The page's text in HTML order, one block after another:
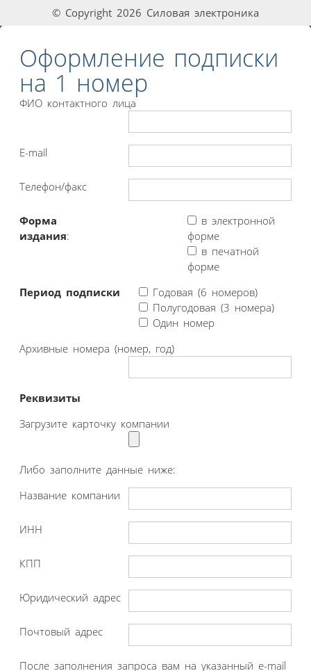
© Copyright 2026 Силовая электроника
Оформление подписки
на 1 номер
ФИО контактного лица
E-mail
Телефон/факс
Форма
издания:
в электронной
форме
в печатной
форме
Период подписки
Годовая (6 номеров)
Полугодовая (3 номера)
Один номер
Архивные номера (номер, год)
Реквизиты
Загрузите карточку компании
Либо заполните данные ниже:
Название компании
ИНН
КПП
Юридический адрес
Почтовый адрес
После заполнения запроса вам на указанный e-mail